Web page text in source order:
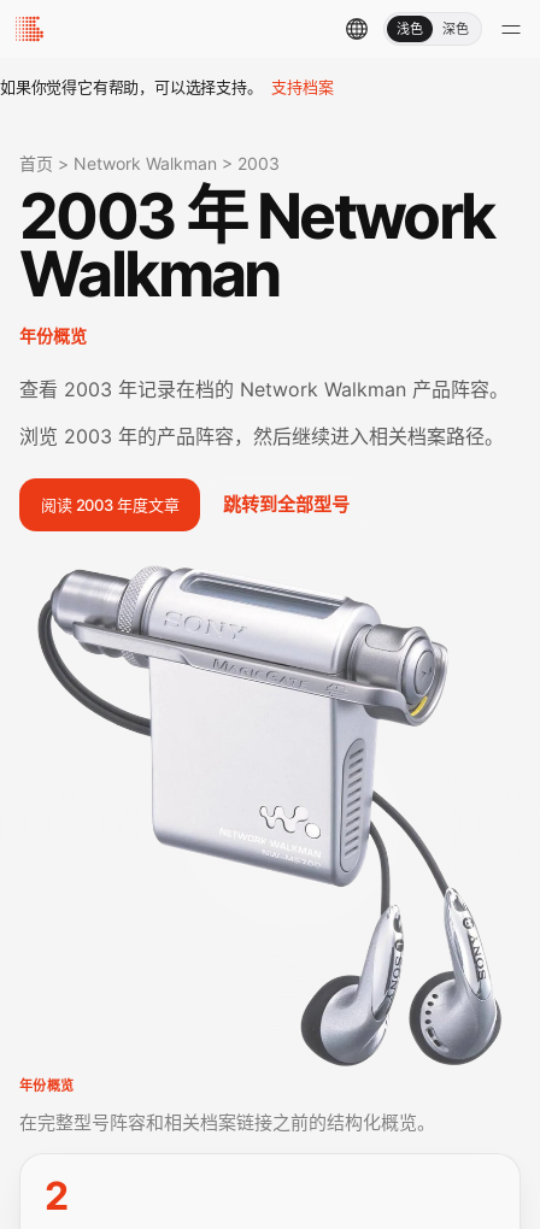
浅色 深色
如果你觉得它有帮助，可以选择支持。 支持档案
首页 > Network Walkman > 2003
2003 年 Network
Walkman
年份概览
查看 2003 年记录在档的 Network Walkman 产品阵容。
浏览 2003 年的产品阵容，然后继续进入相关档案路径。
阅读 2003 年度文章 跳转到全部型号
年份概览
在完整型号阵容和相关档案链接之前的结构化概览。
2